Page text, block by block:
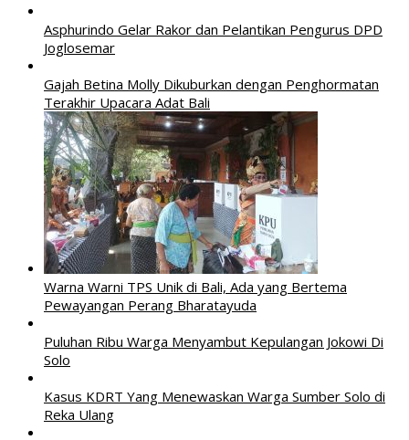
Asphurindo Gelar Rakor dan Pelantikan Pengurus DPD
Joglosemar
Gajah Betina Molly Dikuburkan dengan Penghormatan
Terakhir Upacara Adat Bali
Warna Warni TPS Unik di Bali, Ada yang Bertema
Pewayangan Perang Bharatayuda
Puluhan Ribu Warga Menyambut Kepulangan Jokowi Di
Solo
Kasus KDRT Yang Menewaskan Warga Sumber Solo di
Reka Ulang